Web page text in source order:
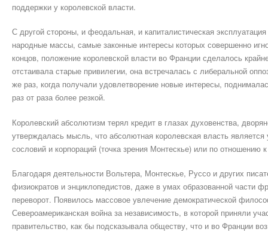
поддержки у королевской власти.
С другой стороны, и феодальная, и капиталистическая
народные массы, самые законные интересы которых совершенно
концов, положение королевской власти во Франции сделалось
отстаивала старые привилегии, она встречалась с либеральной
же раз, когда получали удовлетворение новые интересы,
раз от раза более резкой.
Королевский абсолютизм терял кредит в глазах духовенства,
утверждалась мысль, что абсолютная королевская власть
сословий и корпораций (точка зрения Монтескье) или по отношению
Благодаря деятельности Вольтера, Монтескье, Руссо и других
физиократов и энциклопедистов, даже в умах образованной части
переворот. Появилось массовое увлечение демократической
Североамериканская война за независимость, в которой приняли
правительство, как бы подсказывала обществу, что и во Франции